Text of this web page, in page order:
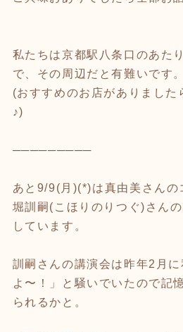
私たちは京都駅八条口のあた
で、その周辺だと有難いです。
(おすすめのお店がありました
♪)
─────────
あと9/9(月)(*)は真由美さんの
堀訓嗣(こほりのりつぐ)さん
しています。
訓嗣さんの講演会は昨年2月
よ〜！」と騒いでいたので記
られるかと。